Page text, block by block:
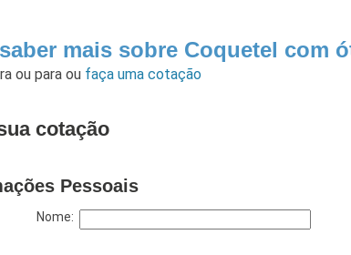
mais sobre Coquetel com
ou paraou faça uma cotação
cotação
Pessoais
Nome: